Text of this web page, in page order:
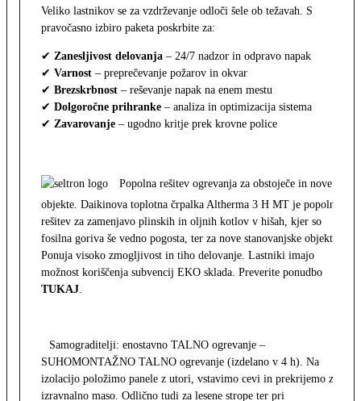
Veliko lastnikov se za vzdrževanje odloči šele ob težavah. S
pravočasno izbiro paketa poskrbite za:
✔ Zanesljivost delovanja – 24/7 nadzor in odpravo napak
✔ Varnost – preprečevanje požarov in okvar
✔ Brezskrbnost – reševanje napak na enem mestu
✔ Dolgoročne prihranke – analiza in optimizacija sistema
✔ Zavarovanje – ugodno kritje prek krovne police
Popolna rešitev ogrevanja za obstoječe in nove
objekte. Daikinova toplotna črpalka Altherma 3 H MT je popolna
rešitev za zamenjavo plinskih in oljnih kotlov v hišah, kjer so
fosilna goriva še vedno pogosta, ter za nove stanovanjske objekte.
Ponuja visoko zmogljivost in tiho delovanje. Lastniki imajo
možnost koriščenja subvencij EKO sklada. Preverite ponudbo
TUKAJ.
Samograditelji: enostavno TALNO ogrevanje –
SUHOMONTAŽNO TALNO ogrevanje (izdelano v 4 h). Na
izolacijo položimo panele z utori, vstavimo cevi in prekrijemo z
izravnalno maso. Odlično tudi za lesene strope ter pri